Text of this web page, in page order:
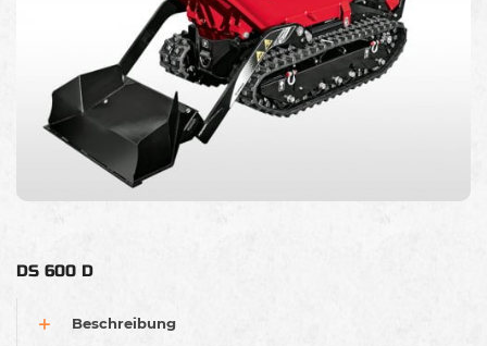
DS 600 D
Beschreibung